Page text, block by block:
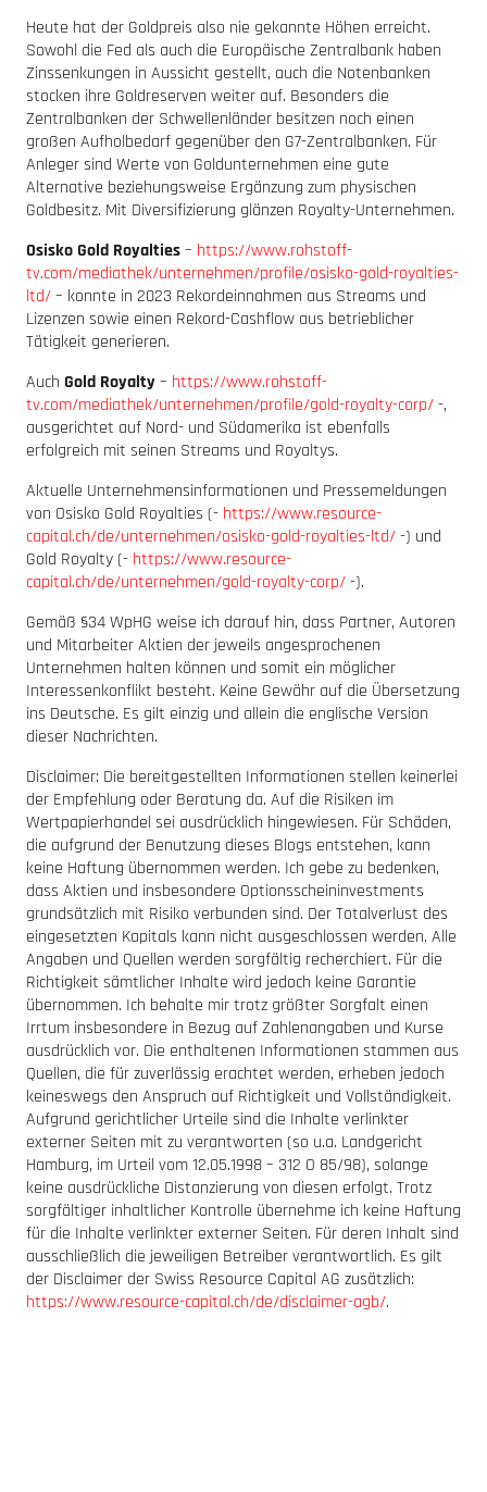
Heute hat der Goldpreis also nie gekannte Höhen erreicht.
Sowohl die Fed als auch die Europäische Zentralbank haben
Zinssenkungen in Aussicht gestellt, auch die Notenbanken
stocken ihre Goldreserven weiter auf. Besonders die
Zentralbanken der Schwellenländer besitzen noch einen
großen Aufholbedarf gegenüber den G7-Zentralbanken. Für
Anleger sind Werte von Goldunternehmen eine gute
Alternative beziehungsweise Ergänzung zum physischen
Goldbesitz. Mit Diversifizierung glänzen Royalty-Unternehmen.
Osisko Gold Royalties– https://www.rohstoff-
tv.com/mediathek/unternehmen/profile/osisko-gold-royalties-
ltd/– konnte in 2023 Rekordeinnahmen aus Streams und
Lizenzen sowie einen Rekord-Cashflow aus betrieblicher
Tätigkeit generieren.
Auch Gold Royalty– https://www.rohstoff-
tv.com/mediathek/unternehmen/profile/gold-royalty-corp/-,
ausgerichtet auf Nord- und Südamerika ist ebenfalls
erfolgreich mit seinen Streams und Royaltys.
Aktuelle Unternehmensinformationen und Pressemeldungen
von Osisko Gold Royalties (- https://www.resource-
capital.ch/de/unternehmen/osisko-gold-royalties-ltd/-) und
Gold Royalty (- https://www.resource-
capital.ch/de/unternehmen/gold-royalty-corp/-).
Gemäß §34 WpHG weise ich darauf hin, dass Partner, Autoren
und Mitarbeiter Aktien der jeweils angesprochenen
Unternehmen halten können und somit ein möglicher
Interessenkonflikt besteht. Keine Gewähr auf die Übersetzung
ins Deutsche. Es gilt einzig und allein die englische Version
dieser Nachrichten.
Disclaimer: Die bereitgestellten Informationen stellen keinerlei
der Empfehlung oder Beratung da. Auf die Risiken im
Wertpapierhandel sei ausdrücklich hingewiesen. Für Schäden,
die aufgrund der Benutzung dieses Blogs entstehen, kann
keine Haftung übernommen werden. Ich gebe zu bedenken,
dass Aktien und insbesondere Optionsscheininvestments
grundsätzlich mit Risiko verbunden sind. Der Totalverlust des
eingesetzten Kapitals kann nicht ausgeschlossen werden. Alle
Angaben und Quellen werden sorgfältig recherchiert. Für die
Richtigkeit sämtlicher Inhalte wird jedoch keine Garantie
übernommen. Ich behalte mir trotz größter Sorgfalt einen
Irrtum insbesondere in Bezug auf Zahlenangaben und Kurse
ausdrücklich vor. Die enthaltenen Informationen stammen aus
Quellen, die für zuverlässig erachtet werden, erheben jedoch
keineswegs den Anspruch auf Richtigkeit und Vollständigkeit.
Aufgrund gerichtlicher Urteile sind die Inhalte verlinkter
externer Seiten mit zu verantworten (so u.a. Landgericht
Hamburg, im Urteil vom 12.05.1998 – 312 O 85/98), solange
keine ausdrückliche Distanzierung von diesen erfolgt. Trotz
sorgfältiger inhaltlicher Kontrolle übernehme ich keine Haftung
für die Inhalte verlinkter externer Seiten. Für deren Inhalt sind
ausschließlich die jeweiligen Betreiber verantwortlich. Es gilt
der Disclaimer der Swiss Resource Capital AG zusätzlich:
https://www.resource-capital.ch/de/disclaimer-agb/.